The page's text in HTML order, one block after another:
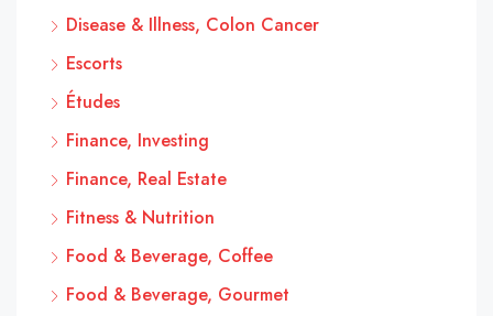
Disease & Illness, Colon Cancer
Escorts
Études
Finance, Investing
Finance, Real Estate
Fitness & Nutrition
Food & Beverage, Coffee
Food & Beverage, Gourmet